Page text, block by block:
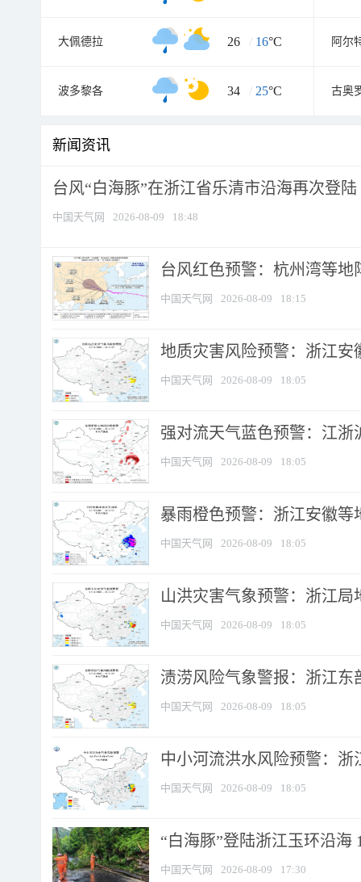
大佩德拉 26 / 16°C 阿尔
波多黎各 34 / 25°C 古奥
新闻资讯
台风“白海豚”在浙江省乐清市沿海再次登陆
中国天气网 2026-08-09 18:48
台风红色预警：杭州湾等地
中国天气网 2026-08-09 18:15
地质灾害风险预警：浙江安
中国天气网 2026-08-09 18:05
强对流天气蓝色预警：江浙
中国天气网 2026-08-09 18:05
暴雨橙色预警：浙江安徽等
中国天气网 2026-08-09 18:05
山洪灾害气象预警：浙江
中国天气网 2026-08-09 18:05
渍涝风险气象警报：浙江
中国天气网 2026-08-09 18:05
中小河流洪水风险预警：
中国天气网 2026-08-09 18:05
“白海豚”登陆浙江玉环沿海
中国天气网 2026-08-09 17:30